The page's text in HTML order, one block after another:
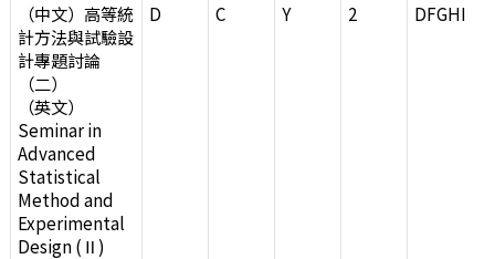
（中文）高等統
計方法與試驗設
計專題討論
（二）
（英文）
Seminar in
Advanced
Statistical
Method and
Experimental
Design (Ⅱ)
D C Y 2 DFGHI